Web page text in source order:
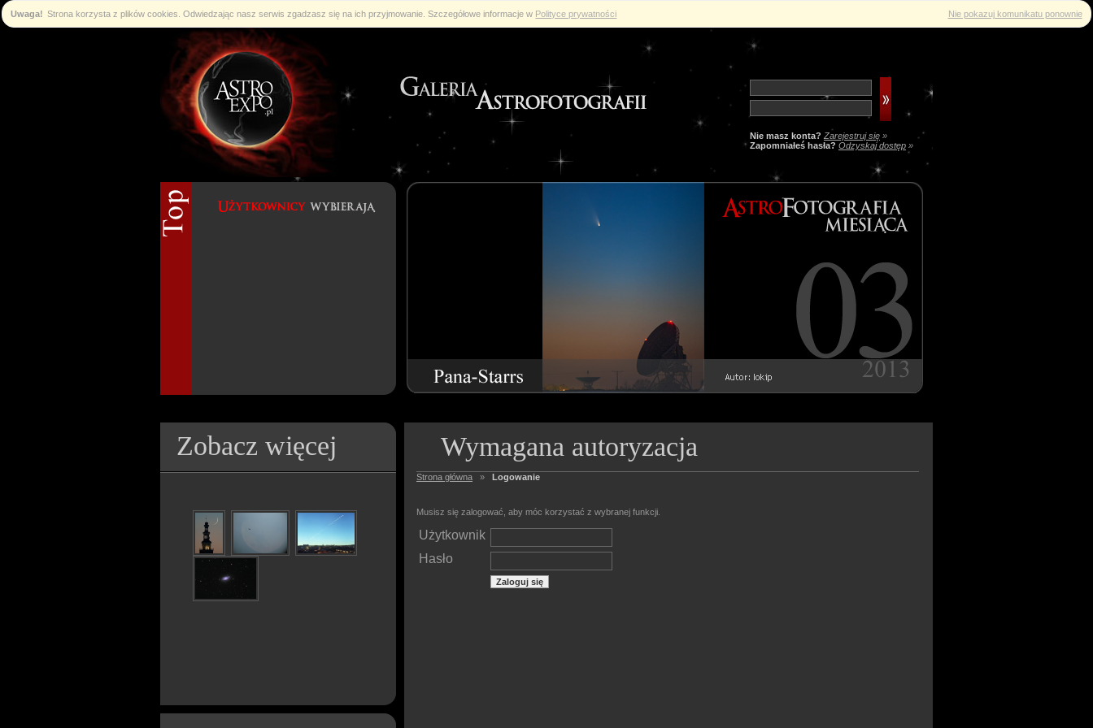
Uwaga! Strona korzysta z plików cookies. Odwiedzając nasz serwis zgadzasz się na ich przyjmowanie. Szczegółowe informacje w Polityce prywatności Nie pokazuj komunikatu ponownie
Nie masz konta? Zarejestruj się »
Zapomniałeś hasła? Odzyskaj dostęp »
Zobacz więcej Wymagana autoryzacja
Strona główna » Logowanie
Musisz się zalogować, aby móc korzystać z wybranej funkcji.
Użytkownik
Hasło